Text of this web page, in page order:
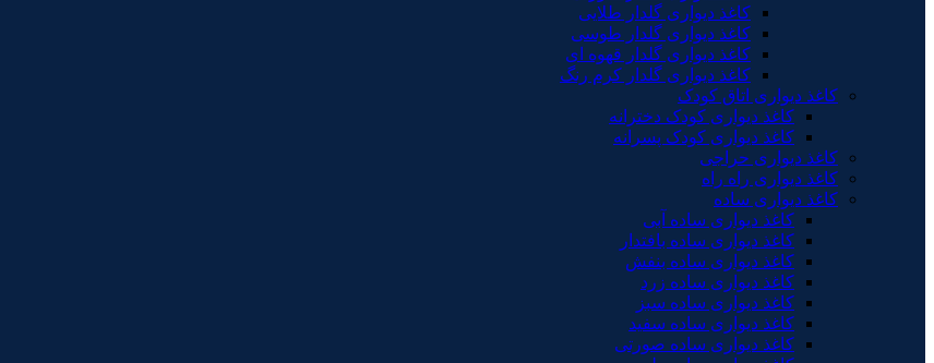
کاغذ دیواری گلدار طلایی
کاغذ دیواری گلدار طوسی
کاغذ دیواری گلدار قهوه ای
کاغذ دیواری گلدار کرم رنگ
کاغذ دیواری اتاق کودک
کاغذ دیواری کودک دخترانه
کاغذ دیواری کودک پسرانه
کاغذ دیواری حراجی
کاغذ دیواری راه راه
کاغذ دیواری ساده
کاغذ دیواری ساده آبی
کاغذ دیواری ساده بافتدار
کاغذ دیواری ساده بنفش
کاغذ دیواری ساده زرد
کاغذ دیواری ساده سبز
کاغذ دیواری ساده سفید
کاغذ دیواری ساده صورتی